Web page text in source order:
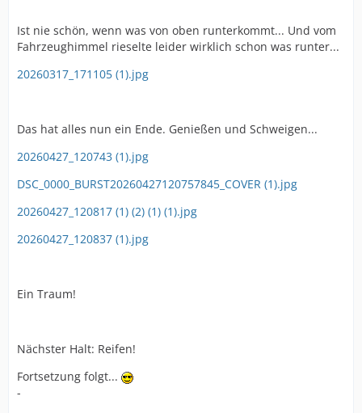
Ist nie schön, wenn was von oben runterkommt... Und vom
Fahrzeughimmel rieselte leider wirklich schon was runter...
20260317_171105 (1).jpg
Das hat alles nun ein Ende. Genießen und Schweigen...
20260427_120743 (1).jpg
DSC_0000_BURST20260427120757845_COVER (1).jpg
20260427_120817 (1) (2) (1) (1).jpg
20260427_120837 (1).jpg
Ein Traum!
Nächster Halt: Reifen!
Fortsetzung folgt...
-